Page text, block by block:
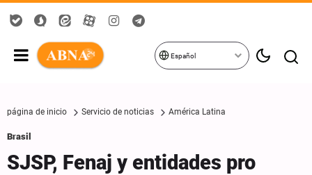
Español
página de inicio Servicio de noticias América Latina
Brasil
SJSP, Fenaj y entidades pro